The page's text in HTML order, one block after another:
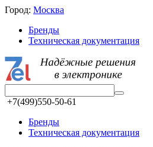
Город: Москва
Бренды
Техническая документация
+7(499)550-50-61
Бренды
Техническая документация